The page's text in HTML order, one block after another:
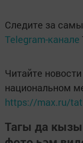
Следите за
Telegram-канале
Читайте
национальном
https://max.ru/
Тагы да